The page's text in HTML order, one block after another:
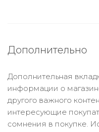
Дополнительно
Дополнительная
информации о
другого важного
интересующие
сомнения в покупке.